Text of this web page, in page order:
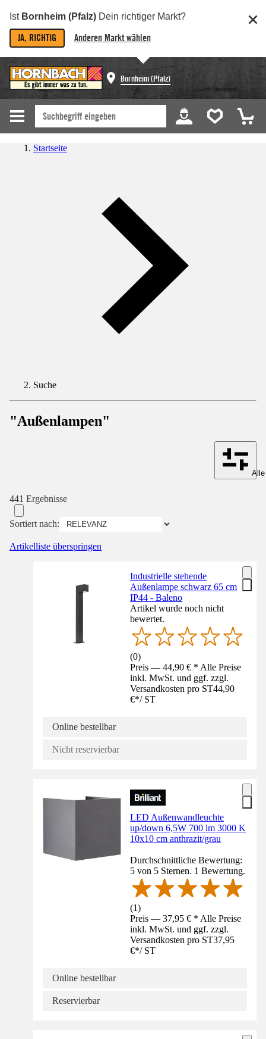
Ist Bornheim (Pfalz) Dein richtiger Markt?
JA, RICHTIG Anderen Markt wählen
Bornheim (Pfalz)
Startseite
Suche
"Außenlampen"
441 Ergebnisse
Sortiert nach:
Artikelliste überspringen
Industrielle stehende
Außenlampe schwarz 65 cm
IP44 - Baleno
Artikel wurde noch nicht
bewertet.
(0)
Preis — 44,90 € * Alle Preise
inkl. MwSt. und ggf. zzgl.
Versandkosten pro ST44,90
€*/ ST
Online bestellbar
Nicht reservierbar
LED Außenwandleuchte
up/down 6,5W 700 lm 3000 K
10x10 cm anthrazit/grau
Durchschnittliche Bewertung:
5 von 5 Sternen. 1 Bewertung.
(1)
Preis — 37,95 € * Alle Preise
inkl. MwSt. und ggf. zzgl.
Versandkosten pro ST37,95
€*/ ST
Online bestellbar
Reservierbar